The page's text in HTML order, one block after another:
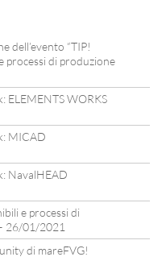
dell’evento “TIP!
processi di produzione
ELEMENTS WORKS
MICAD
NavalHEAD
e processi di
26/01/2021
di mareFVG!